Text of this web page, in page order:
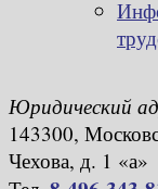
Юридический
143300,
Чехова, д. 1 «а»